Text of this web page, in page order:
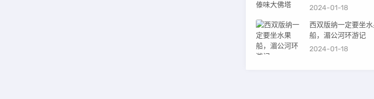
2024-01-18
西双版纳一定要坐
船，湄公河环游记
2024-01-18